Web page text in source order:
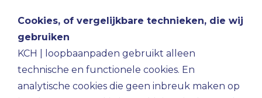
Cookies, of vergelijkbare technieken, die wij
gebruiken
KCH | loopbaanpaden gebruikt alleen
technische en functionele cookies. En
analytische cookies die geen inbreuk maken op